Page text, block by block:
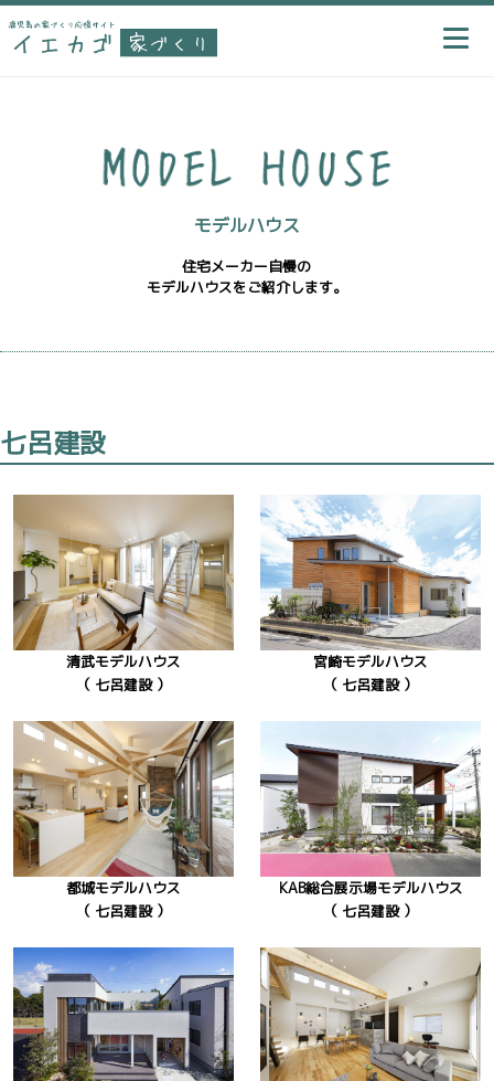
モデルハウス
住宅メーカー自慢の
モデルハウスをご紹介します。
七呂建設
清武モデルハウス
（ 七呂建設 ）
宮崎モデルハウス
（ 七呂建設 ）
都城モデルハウス
（ 七呂建設 ）
KAB総合展示場モデルハウス
（ 七呂建設 ）